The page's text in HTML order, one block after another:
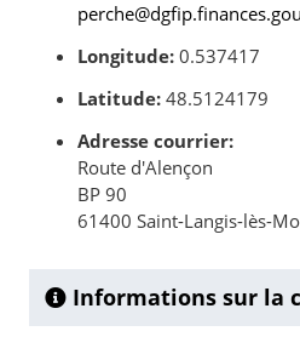
Longitude: 0.537417
Latitude: 48.5124179
Adresse courrier:
Route d'Alençon
BP 90
61400 Saint-Langis-lès-
Informations sur la